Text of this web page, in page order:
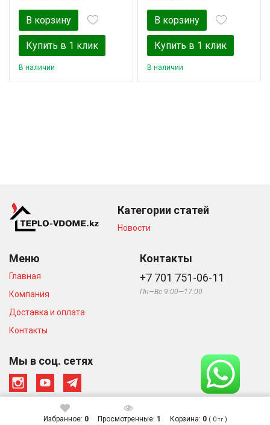
Избранное: 0 Просмотренные: 1 Корзина: 0 ( 0тг)
В корзину
Купить в 1 клик
В наличии
В корзину
Купить в 1 клик
В наличии
Категории статей
Новости
Меню
Главная
Компания
Доставка и оплата
Контакты
Контакты
+7 701 751-06-11
Пн—Вс 9:00—17:00
Мы в соц. сетях